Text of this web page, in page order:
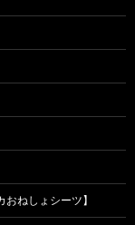
ねしょシーツ】